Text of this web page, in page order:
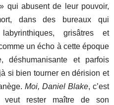
qui abusent de leur pouvoir,
dans des bureaux qui
grisâtres et
un écho à cette époque
déshumanisante et parfois
si bien tourner en dérision et
Moi, Daniel Blake, c’est
veut rester maître de son